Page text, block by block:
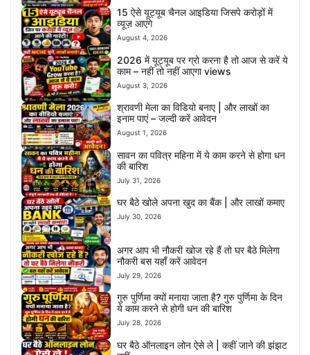
15 ऐसे यूट्यूब चैनल आइडिया जिसपे करोड़ों में
व्यूज़ आएंगे
August 4, 2026
2026 में यूट्यूब पर ग्रो करना है तो आज से करें ये
काम – नहीं तो नहीं आएगा views
August 3, 2026
श्रावणी मेला का विडियो बनाए | और लाखों का
इनाम पाएं – जल्दी करें आवेदन
August 1, 2026
सावन का पवित्र महिना में ये काम करने से होगा धन
की बारिश
July 31, 2026
घर बैठे खोले अपना खुद का बैंक | और लाखों कमाए
July 30, 2026
अगर आप भी नौकरी खोज रहे हैं तो घर बैठे मिलेगा
नौकरी बस यहाँ करें आवेदन
July 29, 2026
गुरु पुर्णिमा क्यों मनाया जाता है? गुरु पुर्णिमा के दिन
ये काम करने से होगी धन की बारिश
July 28, 2026
घर बैठे ऑनलाइन लोन ऐसे ले | कहीं जाने की झंझट